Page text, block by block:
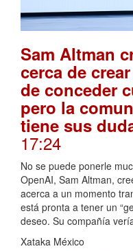
Sam Altman
cerca de
de conceder
pero la
tiene sus
17:24
No se puede ponerle
OpenAI, Sam Altman,
acerca a un momento
está pronta a tener un
deseo. Su compañía
Xataka México